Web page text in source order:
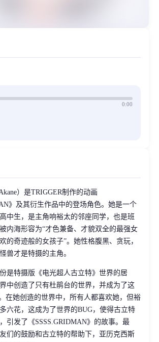
0:00
）是TRIGGER制作的动画
》及其衍生作品中的登场角色。她是一个
中生，是主角响裕太的邻座同学，也是班
内海形容为“才色兼备、才貌双全的最强女
的奇迹般的女孩子”。她性格腹黑、贪玩，
兽才是特摄的主角。
是特摄版《电光超人古立特》世界的居
中创造了只有杜鹃台的世界，并成为了这
在她创造的世界中，所有人都喜欢她，但裕
六花，这成为了世界的BUG，使得古立特
引发了《SSSS.GRIDMAN》的故事。最
们的鼓励和古立特的帮助下，亚历克西斯